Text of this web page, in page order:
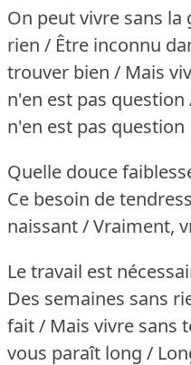
On peut vivre sans
rien / Être inconnu
trouver bien / Mais
n'en est pas
n'en est pas question
Quelle douce
Ce besoin de
naissant / Vraiment,
Le travail est
Des semaines sans
fait / Mais vivre sans
vous paraît long /